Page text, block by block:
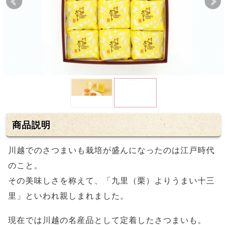
商品説明
川越でのさつまいも栽培が盛んになったのは江戸時代
のこと。
その美味しさを称えて、「九里（栗）よりうまい十三
里」といわれ親しまれました。
現在では川越の名産品として定着したさつまいも。